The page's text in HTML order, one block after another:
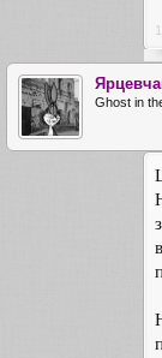
Ghost in